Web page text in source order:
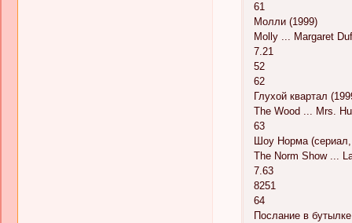
61
Молли (1999)
Molly ... Margaret
7.21
52
62
Глухой квартал
The Wood ... Mrs.
63
Шоу Норма
The Norm Show ...
7.63
8251
64
Послание в